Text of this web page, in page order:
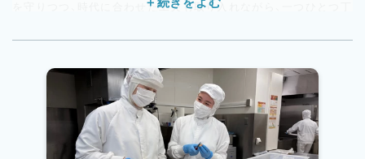
を守りつつ、時代に合わせた工夫も取り入れながら、一つひとつ丁
アトリエ」で行っており、仕込みから仕上げまでをパティシエたち
の手で担っています。
大量生産ではなく、「目の前のお客様に届くお菓子を、きちんとつ
くる」ことを大切にし、ラッピングや仕上げの細かな部分にまで気
を配りながら製造しています。